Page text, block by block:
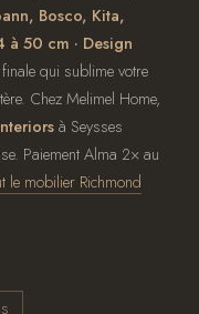
Bosco, Kita,
à 50 cm · Design
qui sublime votre
Chez Melimel Home,
à Seysses
Paiement Alma 2× au
le mobilier Richmond